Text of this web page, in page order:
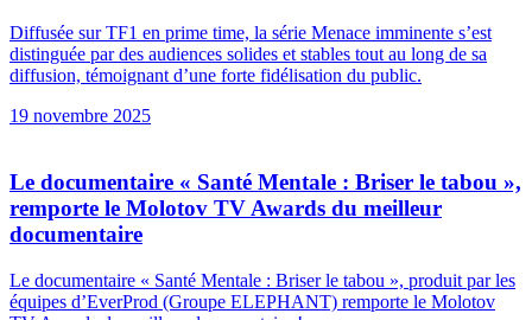
Diffusée sur TF1 en prime time, la série Menace imminente s’est
distinguée par des audiences solides et stables tout au long de sa
diffusion, témoignant d’une forte fidélisation du public.
19 novembre 2025
Le documentaire « Santé Mentale : Briser le tabou »,
remporte le Molotov TV Awards du meilleur
documentaire
Le documentaire « Santé Mentale : Briser le tabou », produit par les
équipes d’EverProd (Groupe ELEPHANT) remporte le Molotov